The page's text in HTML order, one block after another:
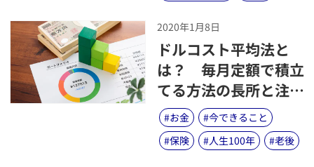
2020年1月8日
​ドルコスト平均法と
は？ 毎月定額で積立
てる方法の長所と注意
点を解説
#お金 #今できること
#保険 #人生100年 #老後